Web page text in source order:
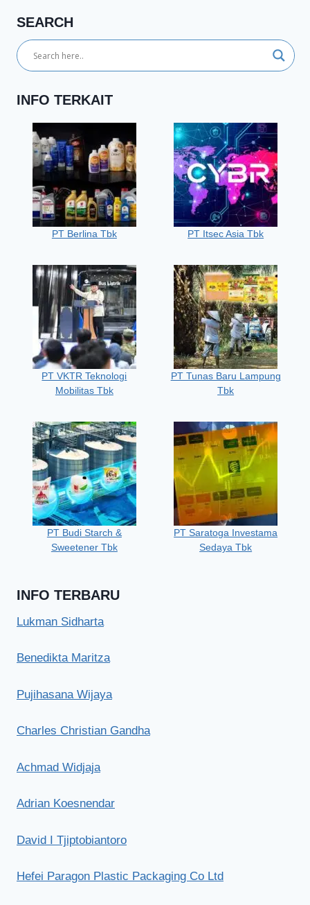
SEARCH
INFO TERKAIT
PT Berlina Tbk PT Itsec Asia Tbk
PT VKTR Teknologi
Mobilitas Tbk
PT Tunas Baru Lampung
Tbk
PT Budi Starch &
Sweetener Tbk
PT Saratoga Investama
Sedaya Tbk
INFO TERBARU
Lukman Sidharta
Benedikta Maritza
Pujihasana Wijaya
Charles Christian Gandha
Achmad Widjaja
Adrian Koesnendar
David I Tjiptobiantoro
Hefei Paragon Plastic Packaging Co Ltd